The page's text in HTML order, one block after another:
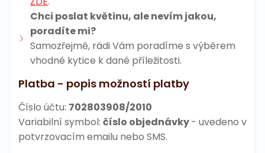
Chci poslat květinu, ale nevím jakou,
poradíte mi?
Samozřejmě, rádi Vám poradíme s výběrem
vhodné kytice k dané příležitosti.
Platba - popis možností platby
Číslo účtu: 702803908/2010
Variabilní symbol: číslo objednávky- uvedeno v
potvrzovacím emailu nebo SMS.